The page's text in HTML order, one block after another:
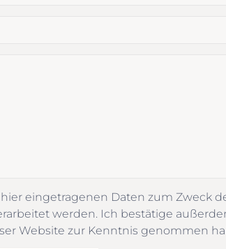
eingetragenen Daten zum Zweck
werden. Ich bestätige
Website zur Kenntnis genommen